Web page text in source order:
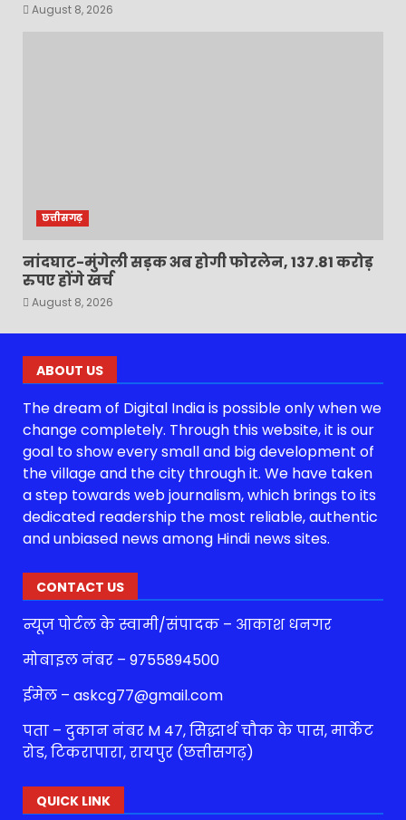
August 8, 2026
छत्तीसगढ़
नांदघाट-मुंगेली सड़क अब होगी फोरलेन, 137.81 करोड़
रुपए होंगे खर्च
August 8, 2026
ABOUT US
The dream of Digital India is possible only when we
change completely. Through this website, it is our
goal to show every small and big development of
the village and the city through it. We have taken
a step towards web journalism, which brings to its
dedicated readership the most reliable, authentic
and unbiased news among Hindi news sites.
CONTACT US
न्यूज पोर्टल के स्वामी/संपादक – आकाश धनगर
मोबाइल नंबर – 9755894500
ईमेल – askcg77@gmail.com
पता – दुकान नंबर M 47, सिद्धार्थ चौक के पास, मार्केट
रोड, टिकरापारा, रायपुर (छत्तीसगढ़)
QUICK LINK